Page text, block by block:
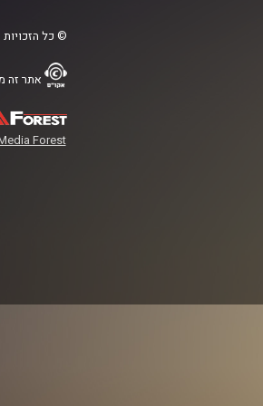
© כל
אתר זה
Forest